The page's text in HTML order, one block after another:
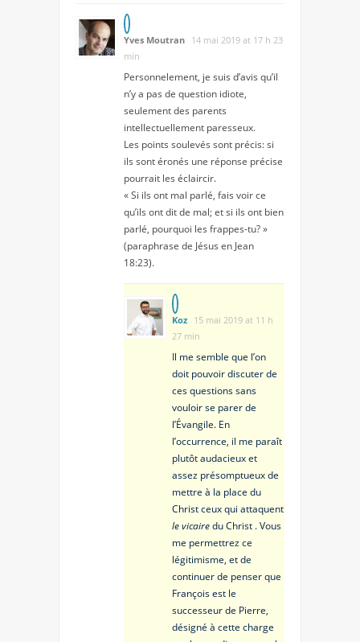
Yves Moutran 14 mai 2019 at 17 h 23
min
Personnelement, je suis d’avis qu’il
n’y a pas de question idiote,
seulement des parents
intellectuellement paresseux.
Les points soulevés sont précis: si
ils sont éronés une réponse précise
pourrait les éclaircir.
« Si ils ont mal parlé, fais voir ce
qu’ils ont dit de mal; et si ils ont bien
parlé, pourquoi les frappes-tu? »
(paraphrase de Jésus en Jean
18:23).
Koz 15 mai 2019 at 11 h
27 min
Il me semble que l’on
doit pouvoir discuter de
ces questions sans
vouloir se parer de
l’Évangile. En
l’occurrence, il me paraît
plutôt audacieux et
assez présomptueux de
mettre à la place du
Christ ceux qui attaquent
le vicairedu Christ . Vous
me permettrez ce
légitimisme, et de
continuer de penser que
François est le
successeur de Pierre,
désigné à cette charge